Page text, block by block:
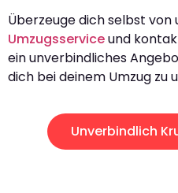
Überzeuge dich selbst
Umzugsserviceund
ein unverbindliches
dich bei deinem Umzug zu
Unverbindlich